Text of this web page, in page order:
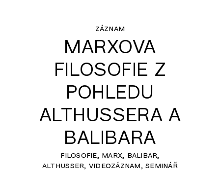
záznam
MARXOVA
FILOSOFIE Z
POHLEDU
ALTHUSSERA A
BALIBARA
filosofie marx balibar
althusser videozáznam seminář